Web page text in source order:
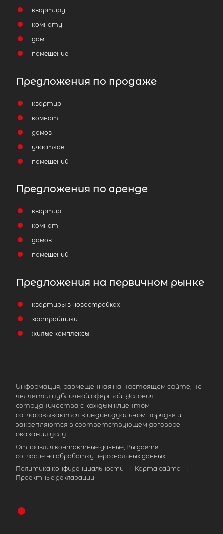
квартиру
комнату
дом
помещение
Предложения по продаже
квартир
комнат
домов
участков
помещений
Предложения по аренде
квартир
комнат
домов
помещений
Предложения на первичном рынке
квартиры в новостройках
застройщики
жилые комплексы
Информация, размещенная на настоящем сайте, не
является публичной офертой. Условия
сотрудничества с каждым клиентом
согласовываются в индивидуальном порядке и
закрепляются в соответствующем договоре
оказания услуг.
Отправляя контактные данные, Вы даете
согласие на обработку персональных данных.
Политика конфиденциальности
Карта сайта
Проектные декларации